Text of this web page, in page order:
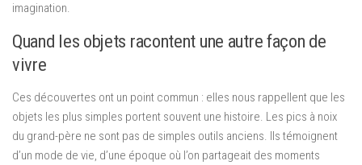
imagination.
Quand les objets racontent une autre façon de
vivre
Ces découvertes ont un point commun : elles nous rappellent que les
objets les plus simples portent souvent une histoire. Les pics à noix
du grand-père ne sont pas de simples outils anciens. Ils témoignent
d’un mode de vie, d’une époque où l’on partageait des moments